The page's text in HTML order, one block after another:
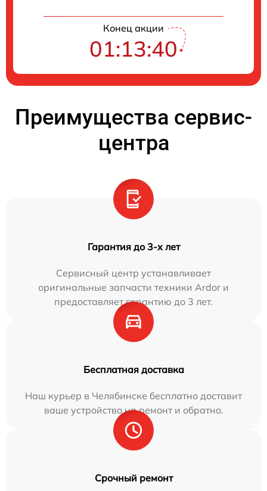
Конец акции
01:13:39
Преимущества сервис-
центра
Гарантия до 3-х лет
Сервисный центр устанавливает
оригинальные запчасти техники Ardor и
предоставляет гарантию до 3 лет.
Бесплатная доставка
Наш курьер в Челябинске бесплатно доставит
ваше устройство на ремонт и обратно.
Срочный ремонт